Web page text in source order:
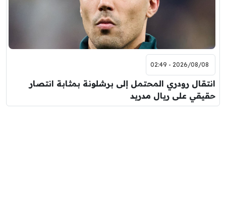
2026/08/08 - 02:49
انتقال رودري المحتمل إلى برشلونة بمثابة انتصار
حقيقي على ريال مدريد